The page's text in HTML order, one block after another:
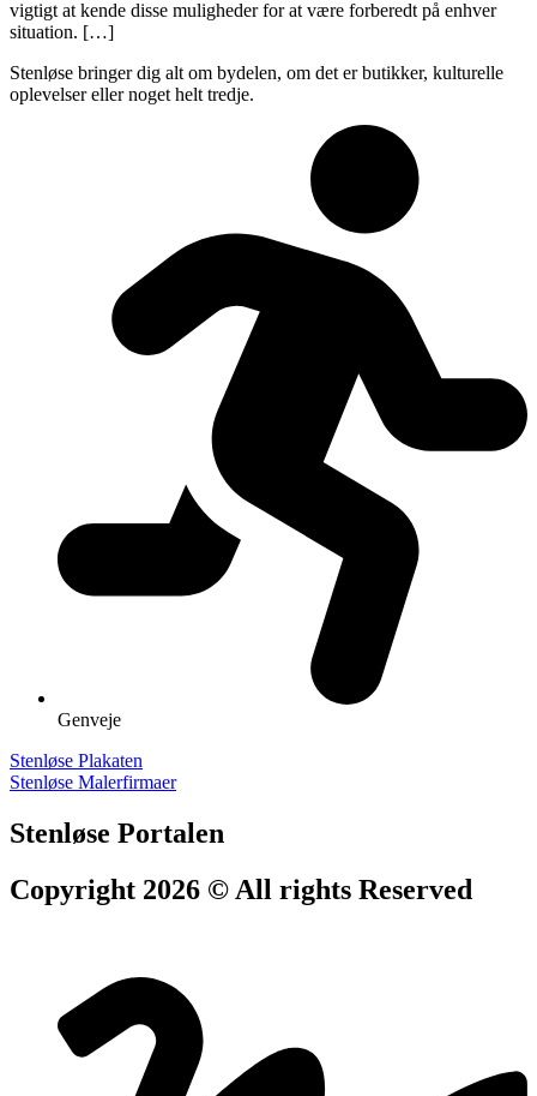
vigtigt at kende disse muligheder for at være forberedt på enhver
situation. […]
Stenløse bringer dig alt om bydelen, om det er butikker, kulturelle
oplevelser eller noget helt tredje.
Genveje
Stenløse Plakaten
Stenløse Malerfirmaer
Stenløse Portalen
Copyright 2026 © All rights Reserved